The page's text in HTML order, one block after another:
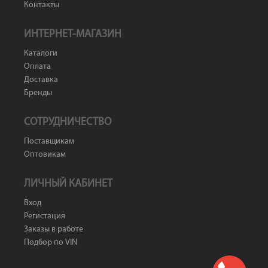
Контакты
ИНТЕРНЕТ-МАГАЗИН
Каталоги
Оплата
Доставка
Бренды
СОТРУДНИЧЕСТВО
Поставщикам
Оптовикам
ЛИЧНЫЙ КАБИНЕТ
Вход
Регистация
Заказы в работе
Подбор по VIN